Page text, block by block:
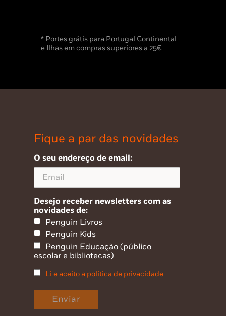
* Portes grátis para Portugal Continental
e Ilhas em compras superiores a 25€
Fique a par das novidades
O seu endereço de email:
Desejo receber newsletters com as
novidades de:
Penguin Livros
Penguin Kids
Penguin Educação (público
escolar e bibliotecas)
Li e aceito a política de privacidade